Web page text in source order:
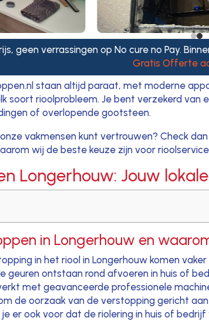
geen verrassingen op No cure no Pay.
Gratis Offerte
staan altijd paraat, met moderne
soort rioolprobleem. Je bent verzekerd
of overlopende gootsteen.
vakmensen kunt vertrouwen? Check
wij de beste keuze zijn voor
Longerhouw: Jouw
in Longerhouw en
in het riool in Longerhouw komen
geuren ontstaan rond afvoeren in huis of
met geavanceerde professionele
de oorzaak van de verstopping gericht
er ook voor dat de riolering in huis of bedrijf